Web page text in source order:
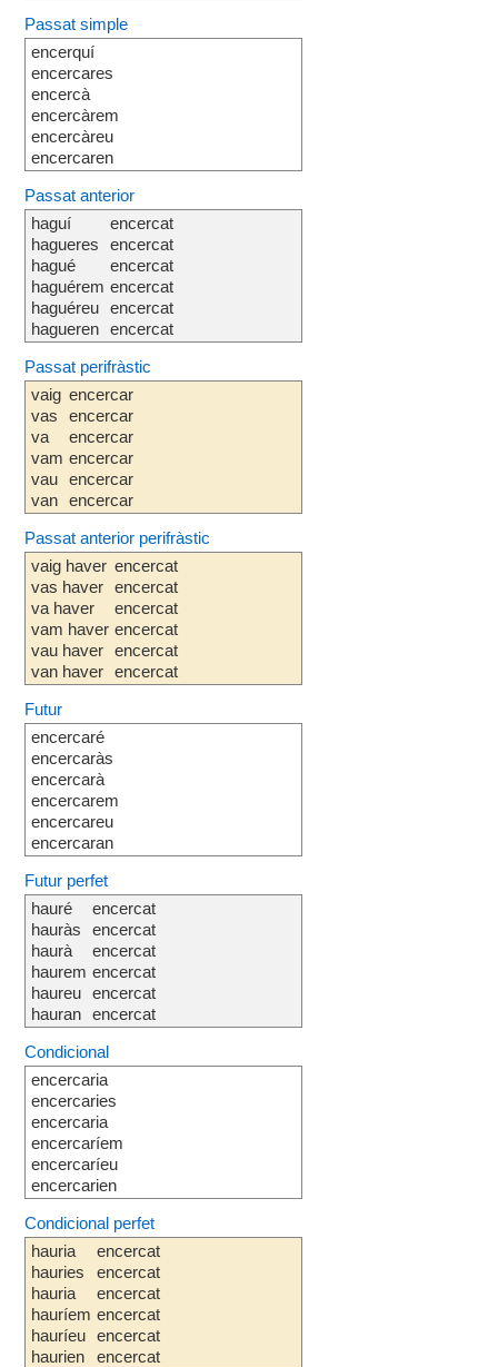
Passat simple
encerquí
encercares
encercà
encercàrem
encercàreu
encercaren
Passat anterior
haguí
hagueres
hagué
haguérem
haguéreu
hagueren
encercat
encercat
encercat
encercat
encercat
encercat
Passat perifràstic
vaig
vas
va
vam
vau
van
encercar
encercar
encercar
encercar
encercar
encercar
Passat anterior perifràstic
vaig haver
vas haver
va haver
vam haver
vau haver
van haver
encercat
encercat
encercat
encercat
encercat
encercat
Futur
encercaré
encercaràs
encercarà
encercarem
encercareu
encercaran
Futur perfet
hauré
hauràs
haurà
haurem
haureu
hauran
encercat
encercat
encercat
encercat
encercat
encercat
Condicional
encercaria
encercaries
encercaria
encercaríem
encercaríeu
encercarien
Condicional perfet
hauria
hauries
hauria
hauríem
hauríeu
haurien
encercat
encercat
encercat
encercat
encercat
encercat